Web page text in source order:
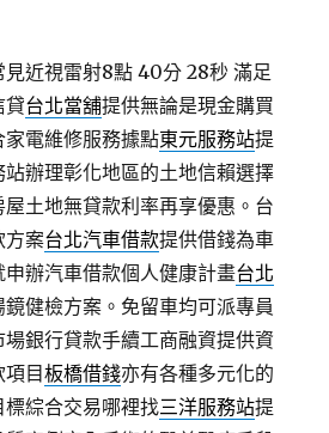
見近視雷射8點 40分 28秒 滿足
貸台北當舖提供無論是現金購買
電維修服務據點東元服務站提
辦理彰化地區的土地信賴選擇
屋土地無貸款利率再享優惠。台
方案台北汽車借款提供借錢為車
辦汽車借款個人健康計畫台北
健檢方案。免留車均可派專員
場銀行貸款手續工商融資提供資
項目板橋借錢亦有各種多元化的
綜合交易哪裡找三洋服務站提